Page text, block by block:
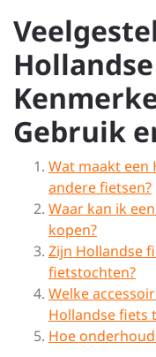
Gebruik
Wat maakt een
andere fietsen?
Waar kan ik
kopen?
Zijn Hollandse
fietstochten?
Welke
Hollandse fiets
Hoe